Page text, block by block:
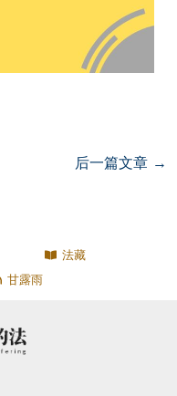
后一篇文章 →
法藏
甘露雨